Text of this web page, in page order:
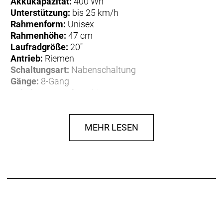
Unterstützung: bis 25 km/h
Rahmenform: Unisex
Rahmenhöhe: 47 cm
Laufradgröße: 20"
Antrieb: Riemen
Schaltungsart: Nabenschaltung
Gänge: 8-Gang
Schaltungsmarke:
Shimano
Rücktrittbremse
Systemgepäckträger
Aluminium
Spezifikationen
MEHR LESEN